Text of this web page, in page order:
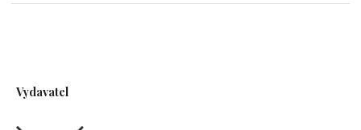
Vydavatel